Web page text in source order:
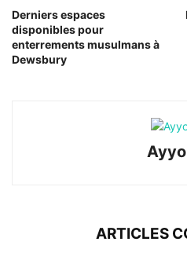
Derniers espaces
disponibles pour
enterrements musulmans à
Dewsbury
ARTICLES